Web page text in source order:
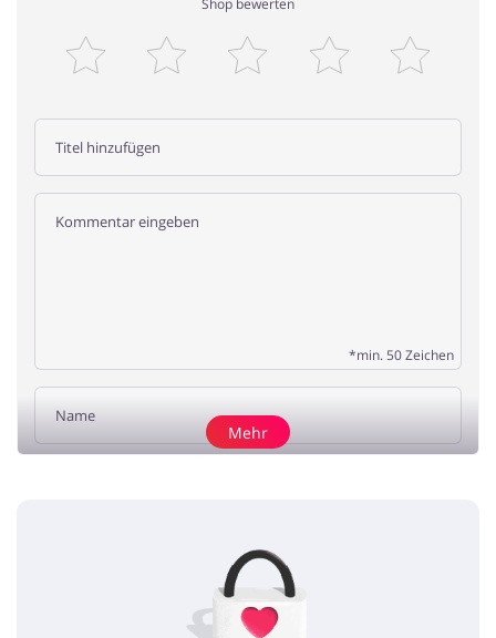
*min. 50 Zeichen
Habe hier schnell die perfekte Skiausrüstung gefunden und mit den
Gutscheinen sparen können, empfehle ich weiter.
Mehr